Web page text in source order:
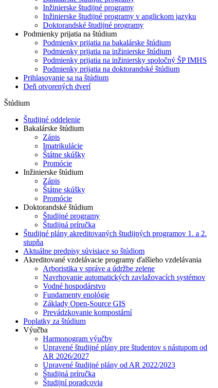
Inžinierske študijné programy
Inžinierske študijné programy v anglickom jazyku
Doktorandské študijné programy
Podmienky prijatia na štúdium
Podmienky prijatia na bakalárske štúdium
Podmienky prijatia na inžinierske štúdium
Podmienky prijatia na inžiniersky spoločný ŠP IMHS
Podmienky prijatia na doktorandské štúdium
Prihlasovanie sa na štúdium
Deň otvorených dverí
Štúdium
Študijné oddelenie
Bakalárske štúdium
Zápis
Imatrikulácie
Štátne skúšky
Promócie
Inžinierske štúdium
Zápis
Štátne skúšky
Promócie
Doktorandské štúdium
Študijné programy
Študijná príručka
Študijné plány akreditovaných študijných programov 1. a 2.
stupňa
Aktuálne predpisy súvisiace so štúdiom
Akreditované vzdelávacie programy ďalšieho vzdelávania
Arboristika v správe a údržbe zelene
Navrhovanie automatických zavlažovacích systémov
Vodné hospodárstvo
Fundamenty enológie
Základy Open-Source GIS
Prevádzkovanie kompostární
Poplatky za štúdium
Výučba
Harmonogram výučby
Upravené študijné plány pre študentov s nástupom od
AR 2026/2027
Upravené študijné plány od AR 2022/2023
Študijná príručka
Študijní poradcovia